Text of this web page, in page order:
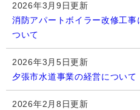
2026年3月9日更新
消防アパートボイラー改修工
ついて
2026年3月5日更新
夕張市水道事業の経営について
2026年2月8日更新